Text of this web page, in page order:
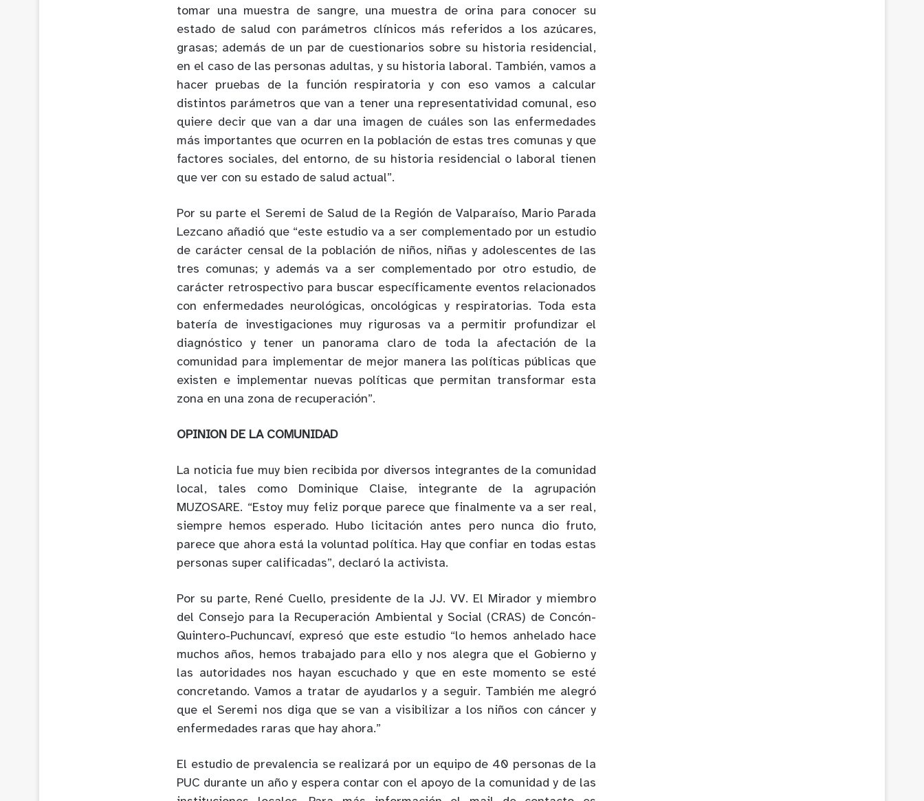
tomar una muestra de sangre, una muestra de orina para conocer su
estado de salud con parámetros clínicos más referidos a los azúcares,
grasas; además de un par de cuestionarios sobre su historia residencial,
en el caso de las personas adultas, y su historia laboral. También, vamos a
hacer pruebas de la función respiratoria y con eso vamos a calcular
distintos parámetros que van a tener una representatividad comunal, eso
quiere decir que van a dar una imagen de cuáles son las enfermedades
más importantes que ocurren en la población de estas tres comunas y que
factores sociales, del entorno, de su historia residencial o laboral tienen
que ver con su estado de salud actual”.
Por su parte el Seremi de Salud de la Región de Valparaíso, Mario Parada
Lezcano añadió que “este estudio va a ser complementado por un estudio
de carácter censal de la población de niños, niñas y adolescentes de las
tres comunas; y además va a ser complementado por otro estudio, de
carácter retrospectivo para buscar específicamente eventos relacionados
con enfermedades neurológicas, oncológicas y respiratorias. Toda esta
batería de investigaciones muy rigurosas va a permitir profundizar el
diagnóstico y tener un panorama claro de toda la afectación de la
comunidad para implementar de mejor manera las políticas públicas que
existen e implementar nuevas políticas que permitan transformar esta
zona en una zona de recuperación”.
OPINION DE LA COMUNIDAD
La noticia fue muy bien recibida por diversos integrantes de la comunidad
local, tales como Dominique Claise, integrante de la agrupación
MUZOSARE. “Estoy muy feliz porque parece que finalmente va a ser real,
siempre hemos esperado. Hubo licitación antes pero nunca dio fruto,
parece que ahora está la voluntad política. Hay que confiar en todas estas
personas super calificadas”, declaró la activista.
Por su parte, René Cuello, presidente de la JJ. VV. El Mirador y miembro
del Consejo para la Recuperación Ambiental y Social (CRAS) de Concón-
Quintero-Puchuncaví, expresó que este estudio “lo hemos anhelado hace
muchos años, hemos trabajado para ello y nos alegra que el Gobierno y
las autoridades nos hayan escuchado y que en este momento se esté
concretando. Vamos a tratar de ayudarlos y a seguir. También me alegró
que el Seremi nos diga que se van a visibilizar a los niños con cáncer y
enfermedades raras que hay ahora.”
El estudio de prevalencia se realizará por un equipo de 40 personas de la
PUC durante un año y espera contar con el apoyo de la comunidad y de las